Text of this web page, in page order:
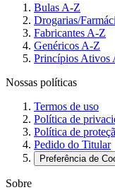
Bulas A-Z
Drogarias/
Fabricantes A-Z
Genéricos A-Z
Princípios Ativos
Nossas políticas
Termos de uso
Política de
Política de
Pedido do Titular
Preferência de
Sobre